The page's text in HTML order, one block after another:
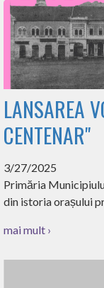
LANSAREA
CENTENAR"
3/27/2025
Primăria
din istoria orașului
mai mult ›